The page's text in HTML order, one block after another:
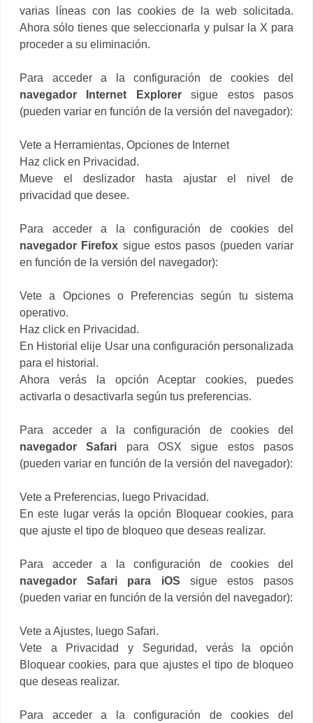
varias líneas con las cookies de la web solicitada.
Ahora sólo tienes que seleccionarla y pulsar la X para
proceder a su eliminación.
Para acceder a la configuración de cookies del
navegador Internet Explorersigue estos pasos
(pueden variar en función de la versión del navegador):
Vete a Herramientas, Opciones de Internet
Haz click en Privacidad.
Mueve el deslizador hasta ajustar el nivel de
privacidad que desee.
Para acceder a la configuración de cookies del
navegador Firefox sigue estos pasos (pueden variar
en función de la versión del navegador):
Vete a Opciones o Preferencias según tu sistema
operativo.
Haz click en Privacidad.
En Historial elije Usar una configuración personalizada
para el historial.
Ahora verás la opción Aceptar cookies, puedes
activarla o desactivarla según tus preferencias.
Para acceder a la configuración de cookies del
navegador Safari para OSX sigue estos pasos
(pueden variar en función de la versión del navegador):
Vete a Preferencias, luego Privacidad.
En este lugar verás la opción Bloquear cookies, para
que ajuste el tipo de bloqueo que deseas realizar.
Para acceder a la configuración de cookies del
navegador Safari para iOS sigue estos pasos
(pueden variar en función de la versión del navegador):
Vete a Ajustes, luego Safari.
Vete a Privacidad y Seguridad, verás la opción
Bloquear cookies, para que ajustes el tipo de bloqueo
que deseas realizar.
Para acceder a la configuración de cookies del